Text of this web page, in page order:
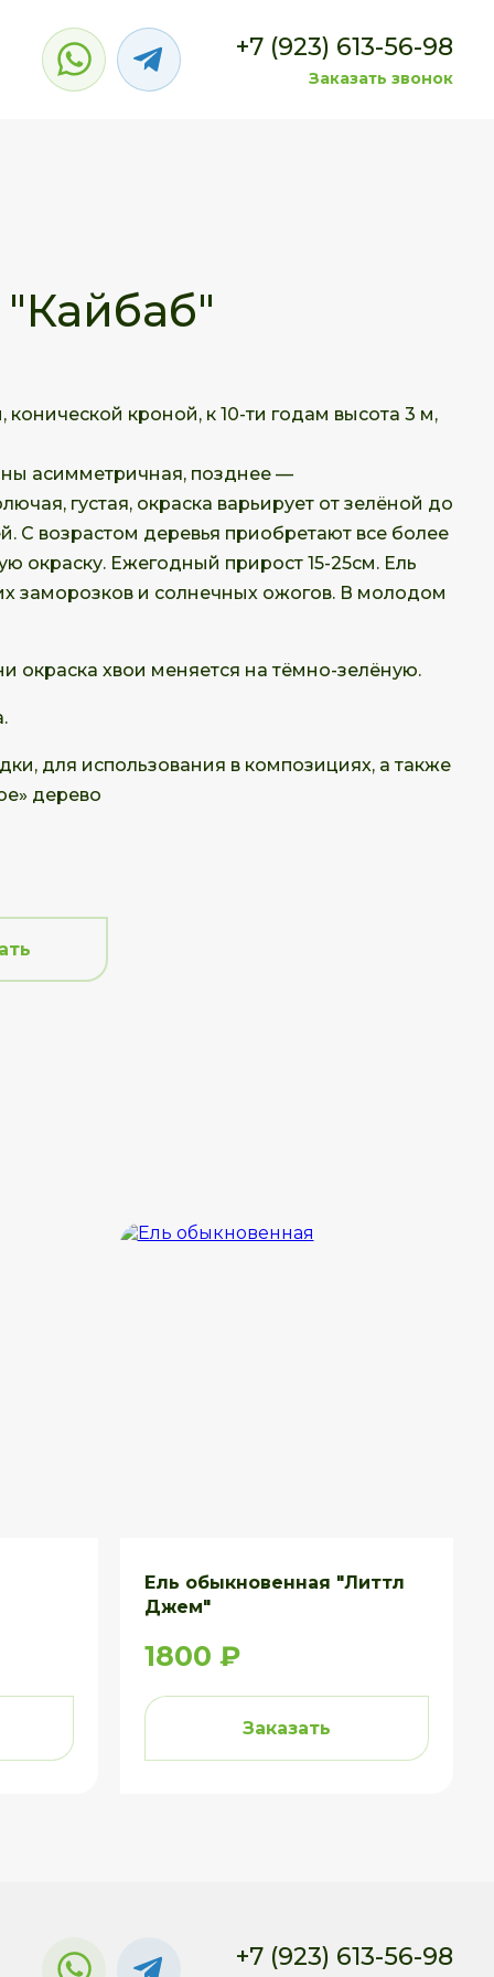
+7 (923) 613-56-98
Заказать звонок
конической кроной, к 10-ти годам высота 3 м,
асимметричная, позднее —
густая, окраска варьирует от зелёной до
С возрастом деревья приобретают все более
окраску. Ежегодный прирост 15-25см. Ель
заморозков и солнечных ожогов. В молодом
окраска хвои меняется на тёмно-зелёную.
для использования в композициях, а также
дерево
Ель обыкновенная "Литтл
Джем"
1800 ₽
Заказать
+7 (923) 613-56-98